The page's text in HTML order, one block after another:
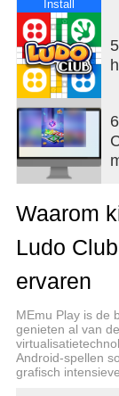
kunt GRATIS
bonus- en
Op zoek naar
telefoon?
favoriete
ontwikkelaars
Club is
prachtige
Waar wacht
gooien!
Install
Waarom
Ludo
ervaren
MEmu Play is de
genieten al van
Android-spellen
grafisch intensieve.